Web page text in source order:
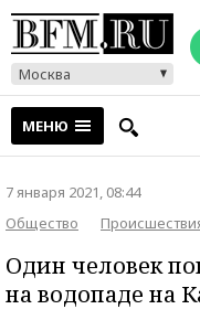
Москва
МЕНЮ
7 января 2021, 08:44
Общество
Один человек
на водопаде на